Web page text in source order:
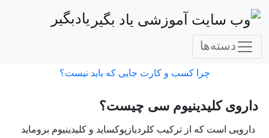
یادبگیر
دسته‌ها
چرا کسب و کارت جایی که باید نیست؟
داروی کلیدینیوم سی چیست؟
دارویی است که از ترکیب کلردیازپوکساید و کلیدینیوم بروماید